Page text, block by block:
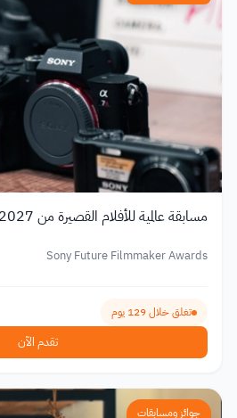
مسابقة عالمية للأفلام القصيرة من Sony 2027 بجوائز نقدية
Sony Future Filmmaker Awards
تغلق خلال 129 يوم
تقدم الآن
جوائز ومسابقات